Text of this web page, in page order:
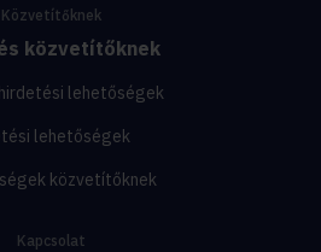
Közvetítőknek
közvetítőknek
lehetőségek
lehetőségek
közvetítőknek
Kapcsolat